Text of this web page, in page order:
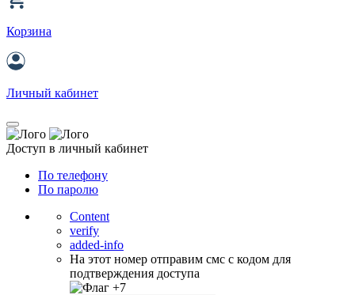
Корзина
Личный кабинет
Доступ в личный кабинет
По телефону
По паролю
Content
verify
added-info
На этот номер отправим смс с кодом для
подтверждения доступа
+7